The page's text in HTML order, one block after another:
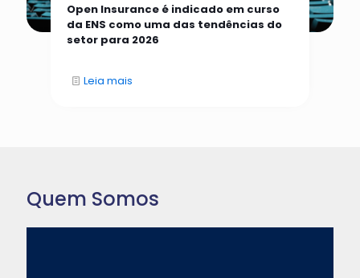
Open Insurance é indicado em curso
da ENS como uma das tendências do
setor para 2026
Leia mais
Quem Somos